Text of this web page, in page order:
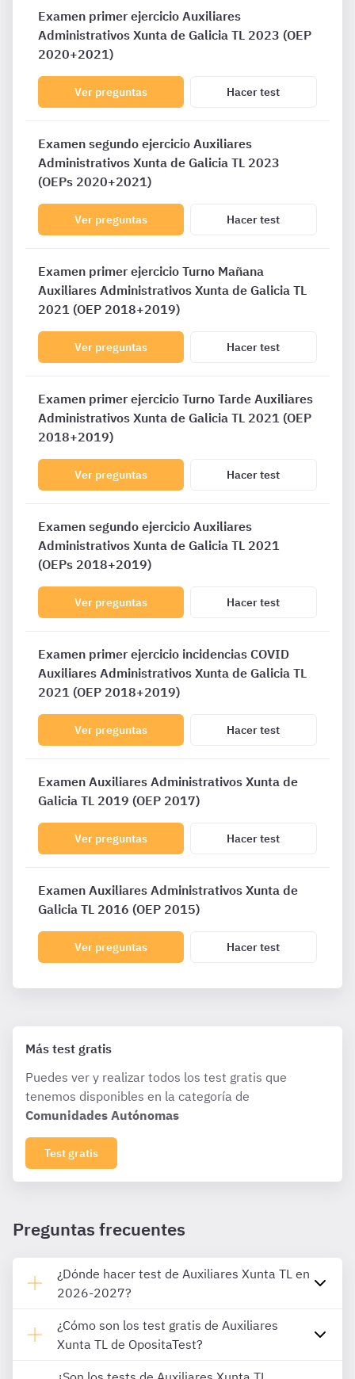
Examen primer ejercicio Auxiliares
Administrativos Xunta de Galicia TL 2023 (OEP
2020+2021)
Ver preguntas Hacer test
Examen segundo ejercicio Auxiliares
Administrativos Xunta de Galicia TL 2023
(OEPs 2020+2021)
Ver preguntas Hacer test
Examen primer ejercicio Turno Mañana
Auxiliares Administrativos Xunta de Galicia TL
2021 (OEP 2018+2019)
Ver preguntas Hacer test
Examen primer ejercicio Turno Tarde Auxiliares
Administrativos Xunta de Galicia TL 2021 (OEP
2018+2019)
Ver preguntas Hacer test
Examen segundo ejercicio Auxiliares
Administrativos Xunta de Galicia TL 2021
(OEPs 2018+2019)
Ver preguntas Hacer test
Examen primer ejercicio incidencias COVID
Auxiliares Administrativos Xunta de Galicia TL
2021 (OEP 2018+2019)
Ver preguntas Hacer test
Examen Auxiliares Administrativos Xunta de
Galicia TL 2019 (OEP 2017)
Ver preguntas Hacer test
Examen Auxiliares Administrativos Xunta de
Galicia TL 2016 (OEP 2015)
Ver preguntas Hacer test
Más test gratis
Puedes ver y realizar todos los test gratis que
tenemos disponibles en la categoría de
Comunidades Autónomas
Test gratis
Preguntas frecuentes
¿Dónde hacer test de Auxiliares Xunta TL en
2026-2027?
¿Cómo son los test gratis de Auxiliares
Xunta TL de OpositaTest?